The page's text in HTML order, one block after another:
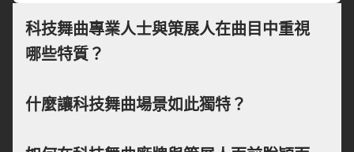
科技舞曲專業人士與策展人在曲目中重視
哪些特質？
什麼讓科技舞曲場景如此獨特？